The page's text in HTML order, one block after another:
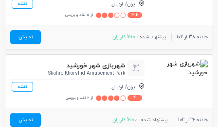
ایران اردبیل نقشه
3.4 از 5 نقد و بررسی
جاذبه 38 از 102 پیشنهاد شده : 60% کاربران نمایش
شهربازی شهر خورشید
Shahre Khorshid Amusement Park
ایران اردبیل نقشه
4 از 2 نقد و بررسی
جاذبه 26 از 102 پیشنهاد شده : 100% کاربران نمایش